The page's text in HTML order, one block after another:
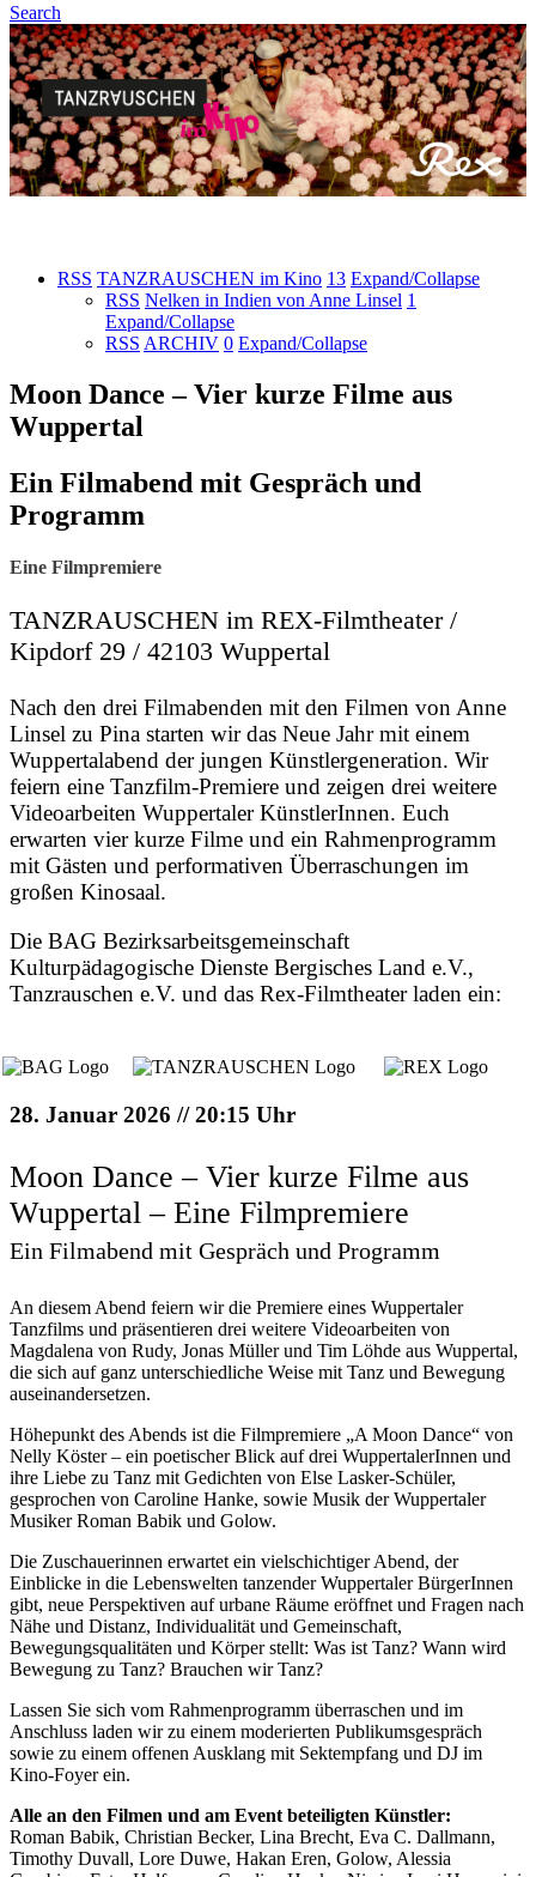
Search
RSS TANZRAUSCHEN im Kino 13 Expand/Collapse
RSS Nelken in Indien von Anne Linsel 1
Expand/Collapse
RSS ARCHIV 0 Expand/Collapse
Moon Dance – Vier kurze Filme aus
Wuppertal
Ein Filmabend mit Gespräch und
Programm
Eine Filmpremiere
TANZRAUSCHEN im REX-Filmtheater /
Kipdorf 29 / 42103 Wuppertal
Nach den drei Filmabenden mit den Filmen von Anne
Linsel zu Pina starten wir das Neue Jahr mit einem
Wuppertalabend der jungen Künstlergeneration. Wir
feiern eine Tanzfilm-Premiere und zeigen drei weitere
Videoarbeiten Wuppertaler KünstlerInnen. Euch
erwarten vier kurze Filme und ein Rahmenprogramm
mit Gästen und performativen Überraschungen im
großen Kinosaal.
Die BAG Bezirksarbeitsgemeinschaft
Kulturpädagogische Dienste Bergisches Land e.V.,
Tanzrauschen e.V. und das Rex-Filmtheater laden ein:
28. Januar 2026 // 20:15 Uhr
Moon Dance – Vier kurze Filme aus
Wuppertal – Eine Filmpremiere
Ein Filmabend mit Gespräch und Programm
An diesem Abend feiern wir die Premiere eines Wuppertaler
Tanzfilms und präsentieren drei weitere Videoarbeiten von
Magdalena von Rudy, Jonas Müller und Tim Löhde aus Wuppertal,
die sich auf ganz unterschiedliche Weise mit Tanz und Bewegung
auseinandersetzen.
Höhepunkt des Abends ist die Filmpremiere „A Moon Dance“ von
Nelly Köster – ein poetischer Blick auf drei WuppertalerInnen und
ihre Liebe zu Tanz mit Gedichten von Else Lasker-Schüler,
gesprochen von Caroline Hanke, sowie Musik der Wuppertaler
Musiker Roman Babik und Golow.
Die Zuschauerinnen erwartet ein vielschichtiger Abend, der
Einblicke in die Lebenswelten tanzender Wuppertaler BürgerInnen
gibt, neue Perspektiven auf urbane Räume eröffnet und Fragen nach
Nähe und Distanz, Individualität und Gemeinschaft,
Bewegungsqualitäten und Körper stellt: Was ist Tanz? Wann wird
Bewegung zu Tanz? Brauchen wir Tanz?
Lassen Sie sich vom Rahmenprogramm überraschen und im
Anschluss laden wir zu einem moderierten Publikumsgespräch
sowie zu einem offenen Ausklang mit Sektempfang und DJ im
Kino-Foyer ein.
Alle an den Filmen und am Event beteiligten Künstler:
Roman Babik, Christian Becker, Lina Brecht, Eva C. Dallmann,
Timothy Duvall, Lore Duwe, Hakan Eren, Golow, Alessia